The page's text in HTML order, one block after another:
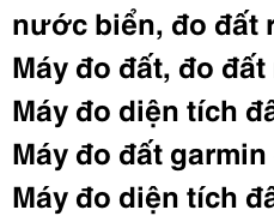
nước biển, đo đất
Máy đo đất, đo
Máy đo diện tích
Máy đo đất
Máy đo diện tích